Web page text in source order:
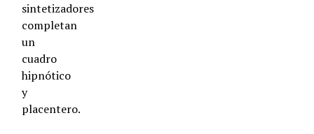
sintetizadores
completan
un
cuadro
hipnótico
y
placentero.
Utilizamos cookies para darte una mejor experiencia en
nuestra web. Puedes informarte sobre qué cookies estamos
utilizando o desactivarlas en los
Accept